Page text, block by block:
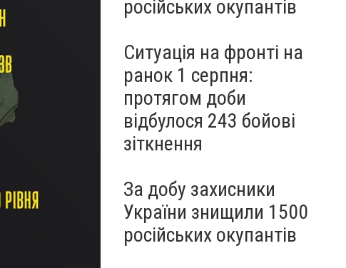
російських окупантів
Ситуація на фронті на
ранок 1 серпня:
протягом доби
відбулося 243 бойові
зіткнення
За добу захисники
України знищили 1500
російських окупантів